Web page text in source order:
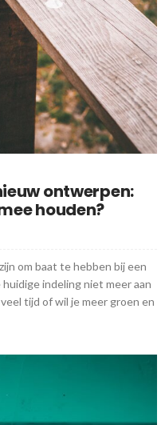
ontwerpen:
houden?
om baat te hebben bij een
indeling niet meer aan
tijd of wil je meer groen en